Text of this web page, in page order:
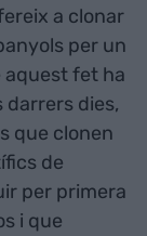
a clonar
per un
aquest fet ha
dies,
que clonen
de
per primera
i que